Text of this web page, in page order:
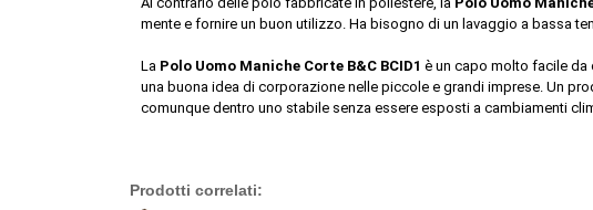
mente e fornire un buon utilizzo. Ha bisogno di un lavaggio a bassa
La Polo Uomo Maniche Corte B&C BCID1 è un capo molto facile da
una buona idea di corporazione nelle piccole e grandi imprese. Un
comunque dentro uno stabile senza essere esposti a cambiamenti
Prodotti correlati: